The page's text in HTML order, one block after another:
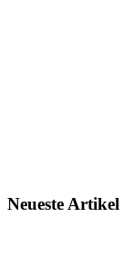
Neueste Artikel